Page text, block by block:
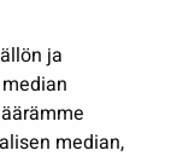
ja
median,